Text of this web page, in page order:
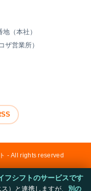
（本社）
営業所）
- All rights reserved
フシフトのサービスです
）と連携しますが、 別の